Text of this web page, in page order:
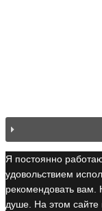
Я постоянно
удовольствием
рекомендовать вам.
душе. На этом сайте